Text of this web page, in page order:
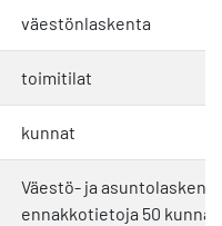
väestönlaskenta
toimitilat
kunnat
Väestö- ja
ennakkotietoja 50